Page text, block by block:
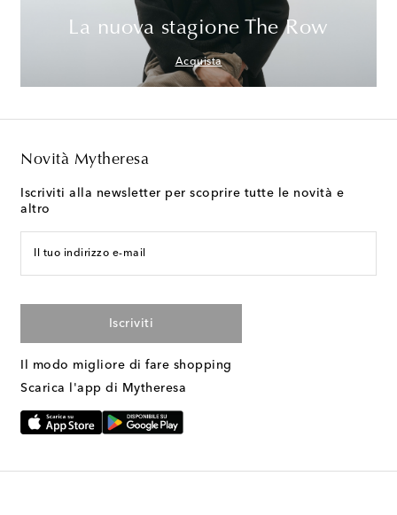
La nuova stagione The Row
Acquista
Novità Mytheresa
Iscriviti alla newsletter per scoprire tutte le novità e
altro
Il tuo indirizzo e-mail
Iscriviti
Il modo migliore di fare shopping
Scarica l'app di Mytheresa